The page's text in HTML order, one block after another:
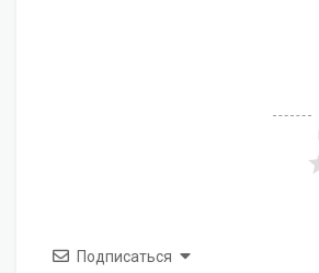
Подписаться